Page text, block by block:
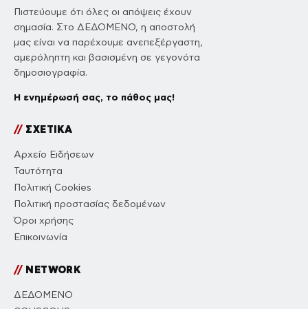
Πιστεύουμε ότι όλες οι απόψεις έχουν
σημασία. Στο ΔΕΔΟΜΕΝΟ, η αποστολή
μας είναι να παρέχουμε ανεπεξέργαστη,
αμερόληπτη και βασισμένη σε γεγονότα
δημοσιογραφία.
Η ενημέρωσή σας, το πάθος μας!
//ΣΧΕΤΙΚΑ
Αρχείο Ειδήσεων
Ταυτότητα
Πολιτική Cookies
Πολιτική προστασίας δεδομένων
Όροι χρήσης
Επικοινωνία
//NETWORK
ΔΕΔΟΜΕΝΟ